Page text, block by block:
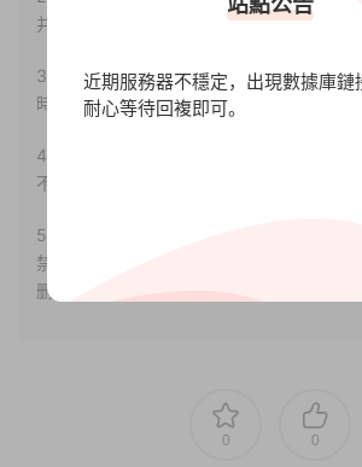
并合法使用。
3.如果本站有侵犯、不妥之處的資源，請聯
時間解決！
4.本站部分内容均由互聯網收集整理，僅供
不存在任何商業目的與商業用途。
5.本站提供的所有資源僅供參考學習使用，
禁止下載本站資源參與任何商業和非法行
删除!
0 0
近期服務器不穩定，出現數據庫鏈
耐心等待回複即可。